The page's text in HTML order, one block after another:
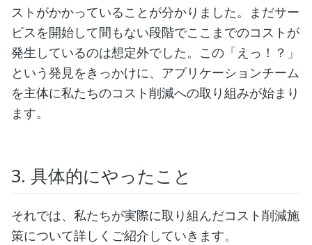
ストがかかっていることが分かりました。まだサー
ビスを開始して間もない段階でここまでのコストが
発生しているのは想定外でした。この「えっ！？」
という発見をきっかけに、アプリケーションチーム
を主体に私たちのコスト削減への取り組みが始まり
ます。
3. 具体的にやったこと
それでは、私たちが実際に取り組んだコスト削減施
策について詳しくご紹介していきます。